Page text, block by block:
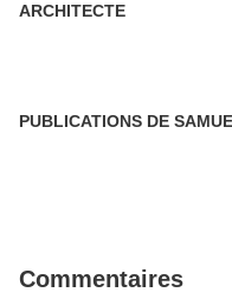
ARCHITECTE
Commentaires